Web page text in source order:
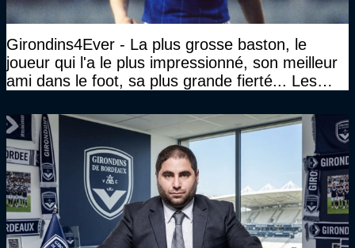
Girondins4Ever - La plus grosse baston, le
joueur qui l'a le plus impressionné, son meilleur
ami dans le foot, sa plus grande fierté... Les